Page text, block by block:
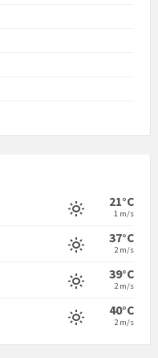
21°C
1 m/s
37°C
2 m/s
39°C
2 m/s
40°C
2 m/s